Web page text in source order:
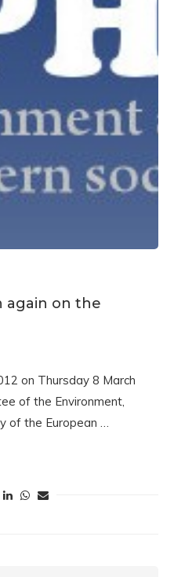
again on the
on Thursday 8 March
of the Environment,
of the European …